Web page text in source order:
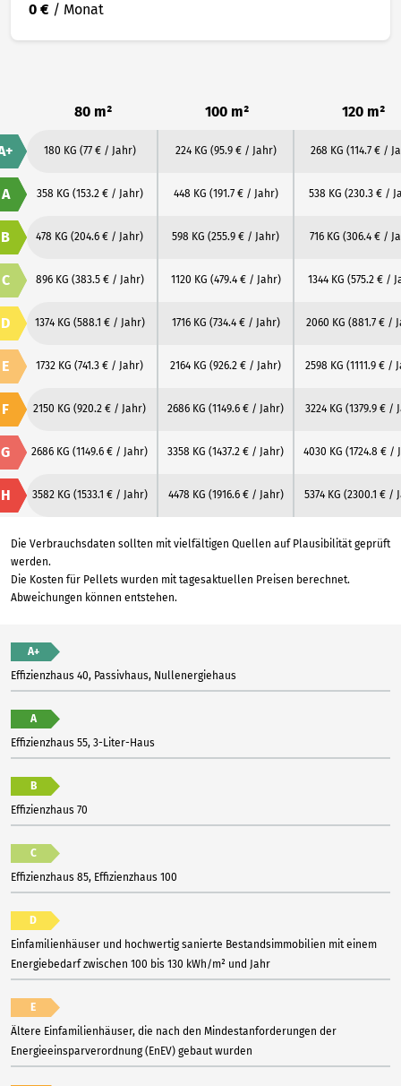
0 € / Monat
80 m² 100 m² 120 m²
180 KG (77 € / Jahr) 224 KG (95.9 € / Jahr) 268 KG (114.7 € /
A 358 KG (153.2 € / Jahr) 448 KG (191.7 € / Jahr) 538 KG (230.3 € /
B 478 KG (204.6 € / Jahr) 598 KG (255.9 € / Jahr) 716 KG (306.4 € /
C 896 KG (383.5 € / Jahr) 1120 KG (479.4 € / Jahr) 1344 KG (575.2 € /
D 1374 KG (588.1 € / Jahr) 1716 KG (734.4 € / Jahr) 2060 KG (881.7 € /
E 1732 KG (741.3 € / Jahr) 2164 KG (926.2 € / Jahr) 2598 KG (1111.9 € /
F 2150 KG (920.2 € / Jahr) 2686 KG (1149.6 € / Jahr) 3224 KG (1379.9 € /
G 2686 KG (1149.6 € / Jahr) 3358 KG (1437.2 € / Jahr) 4030 KG (1724.8 € /
H 3582 KG (1533.1 € / Jahr) 4478 KG (1916.6 € / Jahr) 5374 KG (2300.1 € /
Die Verbrauchsdaten sollten mit vielfältigen Quellen auf Plausibilität geprüft
werden.
Die Kosten für Pellets wurden mit tagesaktuellen Preisen berechnet.
Abweichungen können entstehen.
A+
Effizienzhaus 40, Passivhaus, Nullenergiehaus
A
Effizienzhaus 55, 3-Liter-Haus
B
Effizienzhaus 70
C
Effizienzhaus 85, Effizienzhaus 100
D
Einfamilienhäuser und hochwertig sanierte Bestandsimmobilien mit einem
Energiebedarf zwischen 100 bis 130 kWh/m² und Jahr
E
Ältere Einfamilienhäuser, die nach den Mindestanforderungen der
Energieeinsparverordnung (EnEV) gebaut wurden